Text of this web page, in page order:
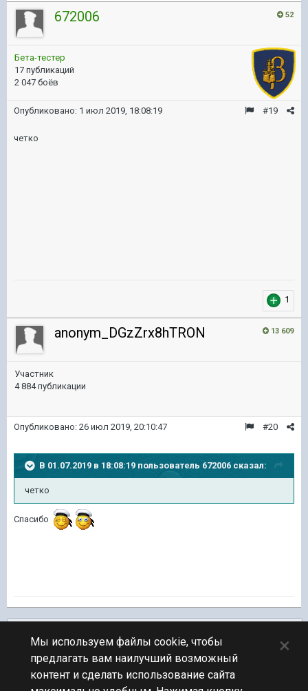
52
672006
Бета-тестер
17 публикаций
2 047 боёв
#19
Опубликовано: 1 июл 2019, 18:08:19
четко
1
13 609
anonym_DGzZrx8hTRON
Участник
4 884 публикации
#20
Опубликовано: 26 июл 2019, 20:10:47
В 01.07.2019 в 18:08:19 пользователь 672006 сказал:
четко
Спасибо
ПЕРЕЙТИ К СПИСКУ ТЕМ
В процессе сборки
Мы используем файлы cookie, чтобы
предлагать вам наилучший возможный
контент и сделать использование сайта
×